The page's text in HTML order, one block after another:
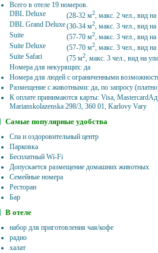
Всего в отеле 19 номеров.
DBL Deluxe
(28-32 м2, макс. 2 чел., вид на
DBL Grand Deluxe(30-34 м2, макс. 3 чел., вид на
Suite
(57-70 м2, макс. 3 чел., вид на
Suite Deluxe
(57-70 м2, макс. 3 чел., вид на
Suite Safari
(75 м2, макс. 3 чел., вид на
Номера для некурящих: да
Номера для людей с ограниченными
Размещение с животными: да, по запросу
К оплате принимаются карты: Visa,
Marianskolazenska 298/3, 360 01, Karlovy Vary
Самые популярные удобства
Спа и оздоровительный центр
Парковка
Бесплатный Wi-Fi
Допускается размещение домашних животных
Семейные номера
Ресторан
Бар
В отеле
набор для приготовления чая/кофе
радио
халат